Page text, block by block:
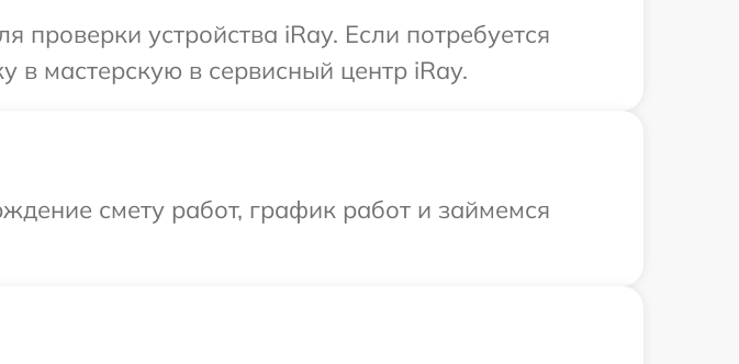
устройства iRay. Если потребуется
в мастерскую в сервисный центр iRay.
смету работ, график работ и займемся